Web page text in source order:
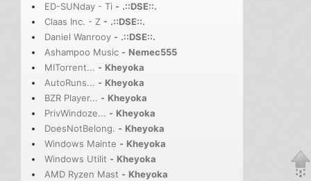
ED-SUNday - Ti - .::DSE::.
Claas Inc. - Z - .::DSE::.
Daniel Wanrooy - .::DSE::.
Ashampoo Music - Nemec555
MITorrent... - Kheyoka
AutoRuns... - Kheyoka
BZR Player... - Kheyoka
PrivWindoze... - Kheyoka
DoesNotBelong. - Kheyoka
Windows Mainte - Kheyoka
Windows Utilit - Kheyoka
AMD Ryzen Mast - Kheyoka